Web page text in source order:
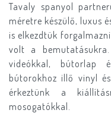
Tavaly spanyol
méretre készülő, luxus
is elkezdtük
volt a
videókkal, bútorlap
bútorokhoz illő vinyl
érkeztünk a
mosogatókkal.